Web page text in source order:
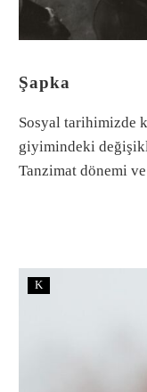
Şapka
Sosyal tarihimizde
giyimindeki
Tanzimat dönemi
K